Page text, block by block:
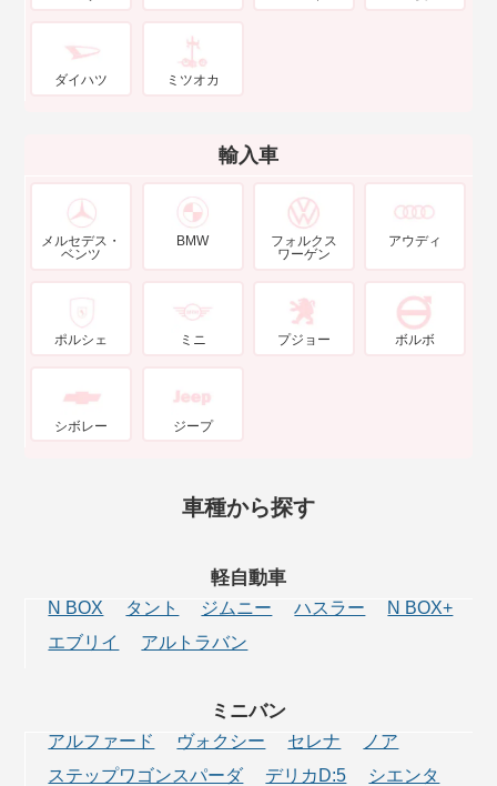
ダイハツ ミツオカ
輸入車
メルセデス・
ベンツ
BMW
フォルクス
ワーゲン
アウディ
ポルシェ ミニ プジョー ボルボ
シボレー ジープ
車種から探す
軽自動車
N BOX タント ジムニー ハスラー
N BOX+
エブリイ
アルトラバン
ミニバン
アルファード ヴォクシー セレナ
ノア
ステップワゴンスパーダ
デリカD:5 シエンタ